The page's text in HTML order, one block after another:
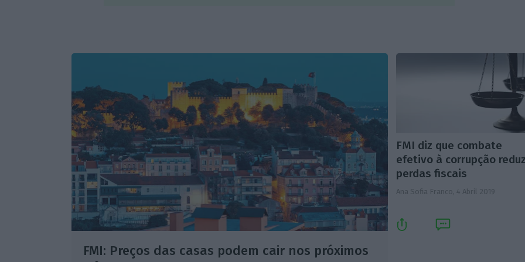
FMI: Preços das casas podem cair nos próximos
FMI diz que combate
efetivo à corrupção
perdas fiscais
Ana Sofia Franco, 4 Abril 2019